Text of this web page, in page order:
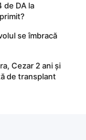
de DA la
se îmbracă
Cezar 2 ani și
de transplant